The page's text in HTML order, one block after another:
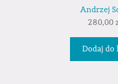
Andrzej
280,00
Dodaj do